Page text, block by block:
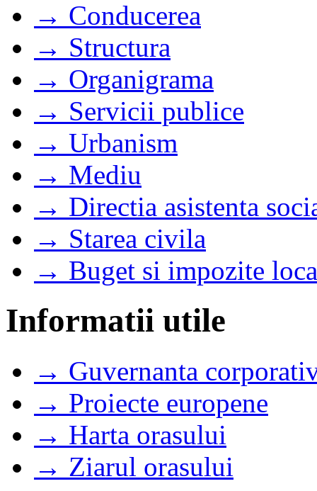
→ Conducerea
→ Structura
→ Organigrama
→ Servicii publice
→ Urbanism
→ Mediu
→ Directia asistenta
→ Starea civila
→ Buget si impozite
Informatii utile
→ Guvernanta
→ Proiecte europene
→ Harta orasului
→ Ziarul orasului